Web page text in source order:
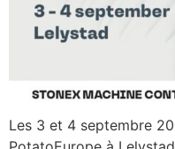
Les 3 et 4 septembre